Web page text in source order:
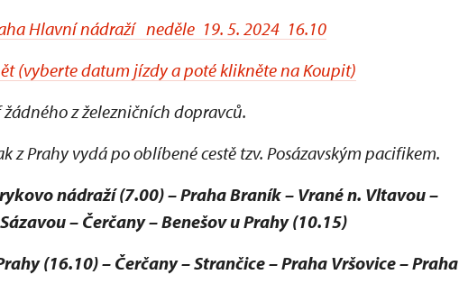
Hlavní nádraží neděle 19. 5. 2024 16.10
(vyberte datum jízdy a poté klikněte na Koupit)
z železničních dopravců.
z Prahy vydá po oblíbené cestě tzv. Posázavským pacifikem.
nádraží (7.00) – Praha Braník – Vrané n. Vltavou –
– Čerčany – Benešov u Prahy (10.15)
(16.10) – Čerčany – Strančice – Praha Vršovice – Praha